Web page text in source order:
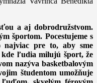
a aj dobrodružstvom.
športom. Pocestujeme s
pre to, aby sme
kde ľudia milujú šport, že
nazýva basketbalovým
študentom umožňuje